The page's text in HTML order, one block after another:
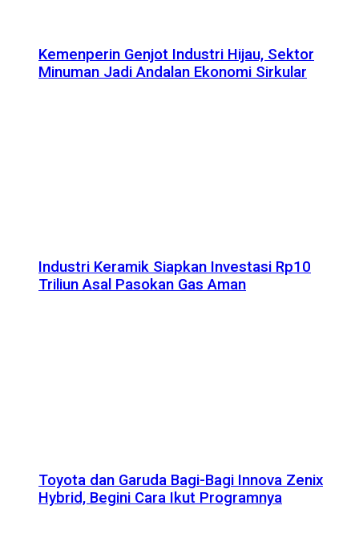
Kemenperin Genjot Industri Hijau, Sektor
Minuman Jadi Andalan Ekonomi Sirkular
Industri Keramik Siapkan Investasi Rp10
Triliun Asal Pasokan Gas Aman
Toyota dan Garuda Bagi-Bagi Innova Zenix
Hybrid, Begini Cara Ikut Programnya